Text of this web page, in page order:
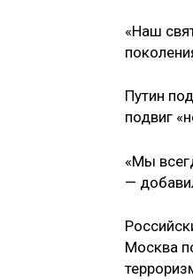
«Наш
Путин
подвиг
«Мы
—
Москва